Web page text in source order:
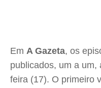
Em A Gazeta, os
publicados, um a um,
feira (17). O primeiro